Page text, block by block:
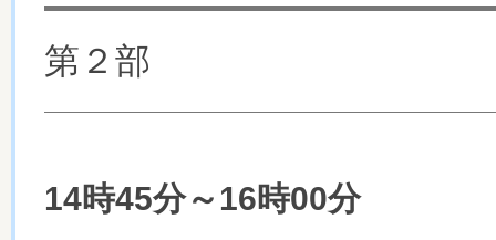
第２部
14時45分～16時00分